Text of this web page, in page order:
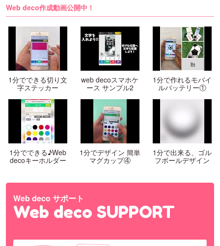
Web deco作成動画公開中！
1分でできる切り文
字ステッカー
web decoスマホケ
ース サンプル2
1分で作れるモバイ
ルバッテリー①
1分でできる♪Web
decoキーホルダー
1分でデザイン 簡単
マグカップ④
1分で出来る、ゴル
フボールデザイン
Web deco サポート
Web deco SUPPORT